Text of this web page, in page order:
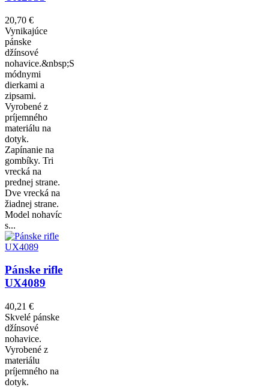
20,70 €
Vynikajúce
pánske
džínsové
nohavice.&nbsp;S
módnymi
dierkami a
zipsami.
Vyrobené z
príjemného
materiálu na
dotyk.
Zapínanie na
gombíky. Tri
vrecká na
prednej strane.
Dve vrecká na
žiadnej strane.
Model nohavíc
s...
Pánske rifle
UX4089
40,21 €
Skvelé pánske
džínsové
nohavice.
Vyrobené z
materiálu
príjemného na
dotyk.